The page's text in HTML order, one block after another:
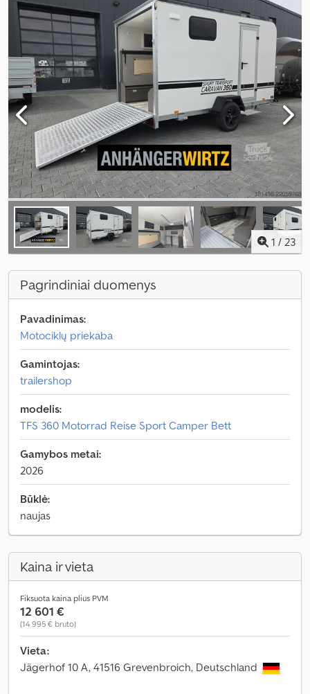
1 / 23
Pagrindiniai duomenys
Pavadinimas:
Motociklų priekaba
Gamintojas:
trailershop
modelis:
TFS 360 Motorrad Reise Sport Camper Bett
Gamybos metai:
2026
Būklė:
naujas
Kaina ir vieta
Fiksuota kaina plius PVM
12 601 €
(14 995 € bruto)
Vieta:
Jägerhof 10 A, 41516 Grevenbroich, Deutschland